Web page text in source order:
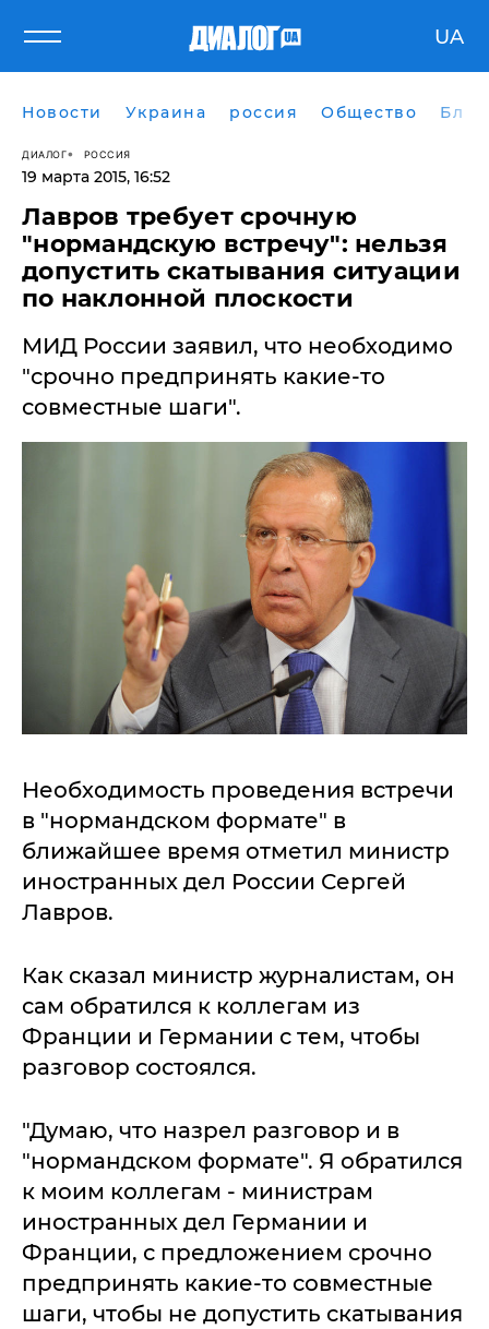
UA
Новости Украина россия Общество
ДИАЛОГ РОССИЯ
19 марта 2015, 16:52
Лавров требует срочную
"нормандскую встречу": нельзя
допустить скатывания ситуации
по наклонной плоскости
МИД России заявил, что необходимо
"срочно предпринять какие-то
совместные шаги".
Необходимость проведения встречи
в "нормандском формате" в
ближайшее время отметил министр
иностранных дел России Сергей
Лавров.
Как сказал министр журналистам, он
сам обратился к коллегам из
Франции и Германии с тем, чтобы
разговор состоялся.
"Думаю, что назрел разговор и в
"нормандском формате". Я обратился
к моим коллегам - министрам
иностранных дел Германии и
Франции, с предложением срочно
предпринять какие-то совместные
шаги, чтобы не допустить скатывания